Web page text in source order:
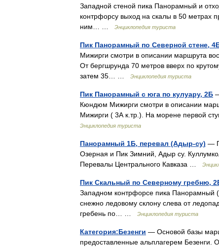
Западной стеной пика Панорамный и
контрфорсу выход на скалы в 50 метрах
ним… …
Энциклопедия туриста
Пик Панорамный по Северной стене,
Мижирги смотри в описании маршрута
От бергшрунда 70 метров вверх по
затем 35… …
Энциклопедия туриста
Пик Панорамный с юга по кулуару, 2Б
Кюндюм Мижирги смотри в описании
Мижирги ( 3А к.тр.). На морене первой
Энциклопедия туриста
Панорамный 1Б, перевал (Адыр-су) —
Озерная и Пик Зимний, Адыр су.
Перевалы Центрального Кавказа …
Пик Скальный по Северному гребню,
Западном контрфорсе пика Панорамный
снежно ледовому склону слева от
гребень по… …
Энциклопедия туриста
Категория:Безенги — Основой базы
предоставленные альплагерем Безенги.